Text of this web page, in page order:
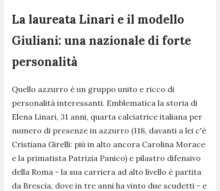
La laureata Linari e il modello
Giuliani: una nazionale di forte
personalità
Quello azzurro è un gruppo unito e ricco di
personalità interessanti. Emblematica la storia di
Elena Linari, 31 anni, quarta calciatrice italiana per
numero di presenze in azzurro (118, davanti a lei c'è
Cristiana Girelli: più in alto ancora Carolina Morace
e la primatista Patrizia Panico) e pilastro difensivo
della Roma - la sua carriera ad alto livello è partita
da Brescia, dove in tre anni ha vinto due scudetti - e